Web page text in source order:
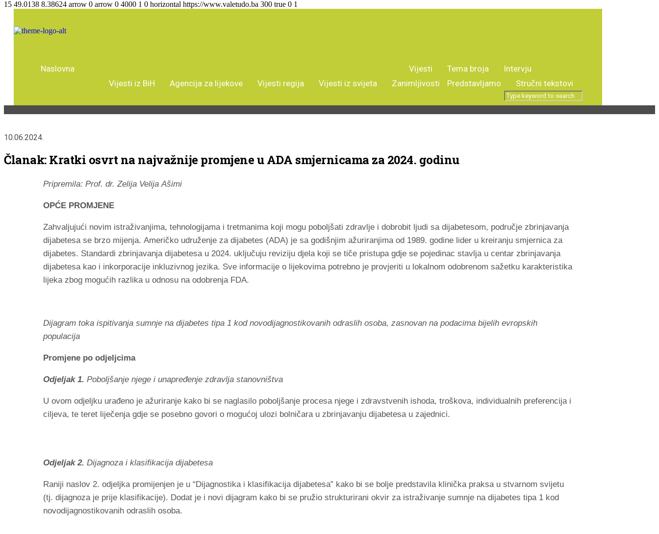
15 49.0138 8.38624 arrow 0 arrow 0 4000 1 0 horizontal https://www.valetudo.ba 300 true 0 1
Naslovna
Vijesti
Vijesti iz BiH
Agencija za lijekove Vijesti regija Vijesti iz svijeta Zanimljivosti
Tema broja
Intervju
Predstavljamo
Stručni tekstovi
10.06.2024.
Članak: Kratki osvrt na najvažnije promjene u ADA smjernicama za 2024. godinu
Pripremila: Prof. dr. Zelija Velija Ašimi
OPĆE PROMJENE
Zahvaljujući novim istraživanjima, tehnologijama i tretmanima koji mogu poboljšati zdravlje i dobrobit ljudi sa dijabetesom, područje zbrinjavanja
dijabetesa se brzo mijenja. Američko udruženje za dijabetes (ADA) je sa godišnjim ažuriranjima od 1989. godine lider u kreiranju smjernica za
dijabetes. Standardi zbrinjavanja dijabetesa u 2024. uključuju reviziju djela koji se tiče pristupa gdje se pojedinac stavlja u centar zbrinjavanja
dijabetesa kao i inkorporacije inkluzivnog jezika. Sve informacije o lijekovima potrebno je provjeriti u lokalnom odobrenom sažetku karakteristika
lijeka zbog mogućih razlika u odnosu na odobrenja FDA.
Dijagram toka ispitivanja sumnje na dijabetes tipa 1 kod novodijagnostikovanih odraslih osoba, zasnovan na podacima bijelih evropskih
populacija
Promjene po odjeljcima
Odjeljak 1. Poboljšanje njege i unapređenje zdravlja stanovništva
U ovom odjeljku urađeno je ažuriranje kako bi se naglasilo poboljšanje procesa njege i zdravstvenih ishoda, troškova, individualnih preferencija i
ciljeva, te teret liječenja gdje se posebno govori o mogućoj ulozi bolničara u zbrinjavanju dijabetesa u zajednici.
Odjeljak 2. Dijagnoza i klasifikacija dijabetesa
Raniji naslov 2. odjeljka promijenjen je u “Dijagnostika i klasifikacija dijabetesa” kako bi se bolje predstavila klinička praksa u stvarnom svijetu
(tj. dijagnoza je prije klasifikacije). Dodat je i novi dijagram kako bi se pružio strukturirani okvir za istraživanje sumnje na dijabetes tipa 1 kod
novodijagnostikovanih odraslih osoba.